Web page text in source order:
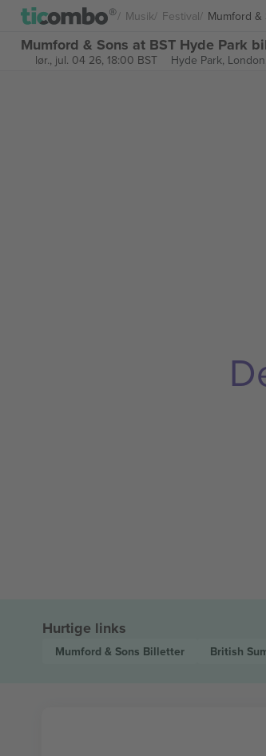
Musik Festival Mumford &
Mumford & Sons at BST Hyde Park
lør., jul. 04 26, 18:00 BST Hyde Park,
Hurtige links
Mumford & Sons Billetter British